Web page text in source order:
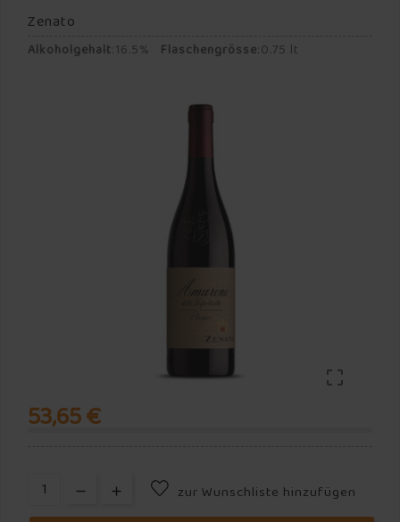
Zenato
Alkoholgehalt:16.5% Flaschengrösse:0.75 lt

53,65 €
zur Wunschliste hinzufügen